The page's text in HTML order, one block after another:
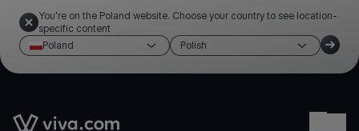
You're on the Poland website. Choose your country to see location-
specific content
Poland
Polish
Link to the homepage